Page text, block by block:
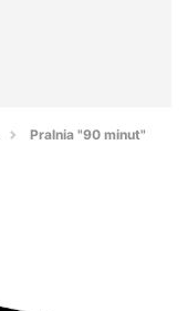
Pralnia "90 minut"